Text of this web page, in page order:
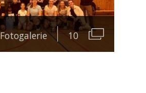
Fotogalerie 10